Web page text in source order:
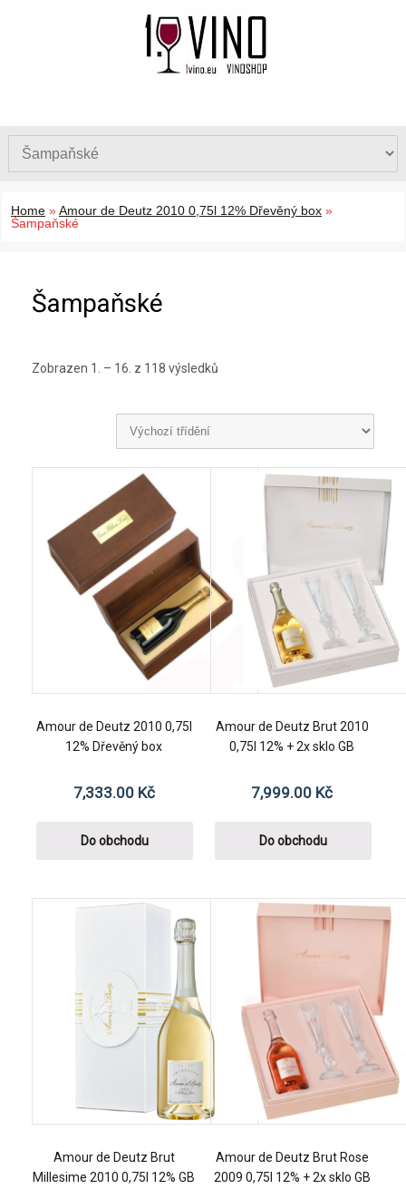
Home »Amour de Deutz 2010 0,75l 12% Dřevěný box »
Šampaňské
Šampaňské
Zobrazen 1. – 16. z 118 výsledků
Amour de Deutz 2010 0,75l
12% Dřevěný box
7,333.00 Kč
Do obchodu
Amour de Deutz Brut 2010
0,75l 12% + 2x sklo GB
7,999.00 Kč
Do obchodu
Amour de Deutz Brut
Millesime 2010 0,75l 12% GB
Amour de Deutz Brut Rose
2009 0,75l 12% + 2x sklo GB